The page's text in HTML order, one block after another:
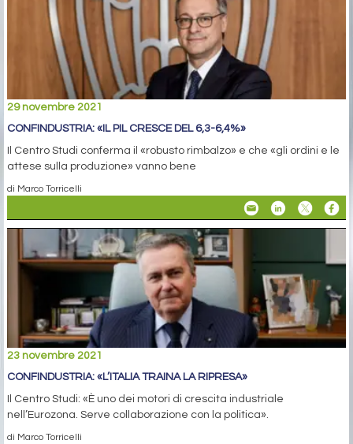
29 novembre 2021
CONFINDUSTRIA: «IL PIL CRESCE DEL 6,3-6,4%»
Il Centro Studi conferma il «robusto rimbalzo» e che «gli ordini e le
attese sulla produzione» vanno bene
di Marco Torricelli
23 novembre 2021
CONFINDUSTRIA: «L’ITALIA TRAINA LA RIPRESA»
Il Centro Studi: «È uno dei motori di crescita industriale
nell’Eurozona. Serve collaborazione con la politica».
di Marco Torricelli